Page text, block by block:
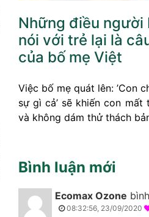
Những điều người
nói với trẻ lại là
của bố mẹ Việt
Việc bố mẹ quát lên: ’Con
sự gì cả’ sẽ khiến con
và không dám thử thách
Bình luận mới
Ecomax Ozone
08:32:56, 23/09/2020